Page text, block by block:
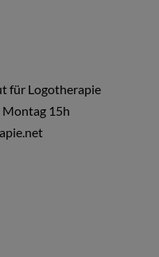
für Logotherapie
Montag 15h